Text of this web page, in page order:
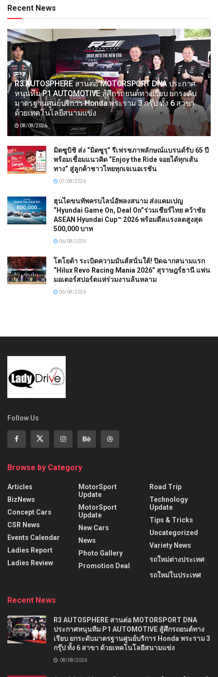
Recent News
R3 AUTOSPHERE สานต่อ MOTORSPORT DNA ประกาศ
หนุนทีม P1 AUTOMOTIVE สู้ศึกรถยนต์ทางเรียบ ยกระดับ
มาตรฐานศูนย์บริการ Honda พระราม 3 กรุ๊ป ทั้ง 6 สาขา
ด้วยเทคโนโลยีสนามแข่ง
08/08/2026
มิตซูบิชิ ส่ง “มิตซูรุ” รีเฟรชภาพลักษณ์แบรนด์รับ 65 ปี
พร้อมเชื่อมแนวคิด “Enjoy the Ride จอยได้ทุกเส้น
ทาง” สู่ลูกค้าชาวไทยทุกเจเนอเรชัน
07/08/2026
ฮุนไดขนทัพครบไลน์อัพลงสนาม ส่งแคมเปญ
“Hyundai Game On, Deal On”ร่วมเชียร์ไทย คว้าชัย
ASEAN Hyundai Cup™ 2026 พร้อมดีลแรงลดสูงสุด
500,000 บาท
06/08/2026
โตโยต้า ระเบิดความมันส์สนั่นใต้! ปิดฉากสนามแรก
“Hilux Revo Racing Mania 2026” สุราษฎร์ธานี แฟน
มอเตอร์สปอร์ตแห่ร่วมงานล้นหลาม
06/08/2026
Follow Us
Browse by Category
Articles
BizNews
Concept Cars
CSR News
Events Calendar
Ladies Report
Ladies Review
MotorSport
Update
MotorSport
Update
New Cars
News
Photo Gallery
Promotion Deal
Road Trip
Technology
Update
Tips & Tricks
Uncategorized
Variety News
รถใหม่ต่างประเทศ
รถใหม่ในประเทศ
Recent News
R3 AUTOSPHERE สานต่อ MOTORSPORT DNA
ประกาศหนุนทีม P1 AUTOMOTIVE สู้ศึกรถยนต์ทาง
เรียบ ยกระดับมาตรฐานศูนย์บริการ Honda พระราม 3
กรุ๊ป ทั้ง 6 สาขา ด้วยเทคโนโลยีสนามแข่ง
08/08/2026